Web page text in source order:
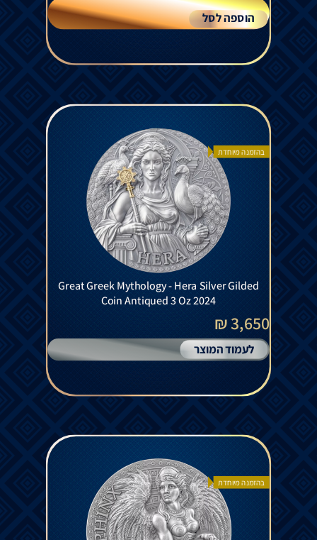
הוספה לסל
בהזמנה מיוחדת
Great Greek Mythology - Hera Silver Gilded
Coin Antiqued 3 Oz 2024
3,650 ₪
לעמוד המוצר
בהזמנה מיוחדת